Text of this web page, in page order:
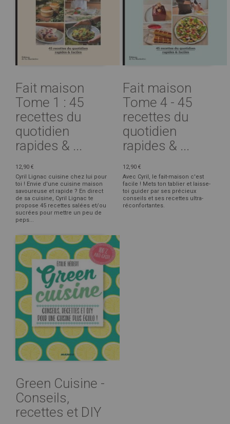
Fait maison
Tome 1 : 45
recettes du
quotidien
rapides & ...
12,90 €
Cyril Lignac cuisine chez lui pour
toi ! Envie d'une cuisine maison
savoureuse et rapide ? En direct
de sa cuisine, Cyril Lignac te
propose 45 recettes salées et/ou
sucrées pour mettre un peu de
peps...
Fait maison
Tome 4 - 45
recettes du
quotidien
rapides & ...
12,90 €
Avec Cyril, le fait-maison c'est
facile ! Mets ton tablier et laisse-
toi guider par ses précieux
conseils et ses recettes ultra-
réconfortantes.
Green Cuisine -
Conseils,
recettes et DIY